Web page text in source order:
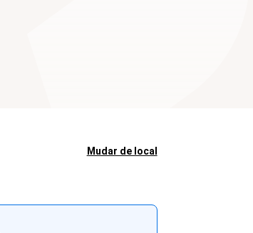
Mudar de local